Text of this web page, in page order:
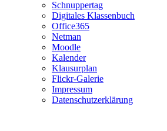
Schnuppertag
Digitales Klassenbuch
Office365
Netman
Moodle
Kalender
Klausurplan
Flickr-Galerie
Impressum
Datenschutzerklärung